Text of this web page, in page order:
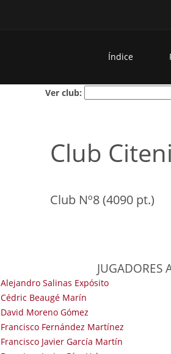
Índice
Ver club:
Club
Club Nº8 (4090 pt.)
JUGADORES
Alejandro Salinas Expósito
Cédric Beaugé Marín
David Moreno Gómez
Francisco Fernández Martínez
Francisco Javier García Martín